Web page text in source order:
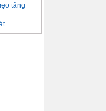
tăng